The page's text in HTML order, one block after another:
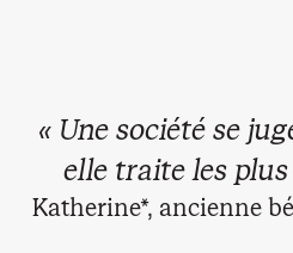
« Une société se
elle traite les
Katherine*, ancienne